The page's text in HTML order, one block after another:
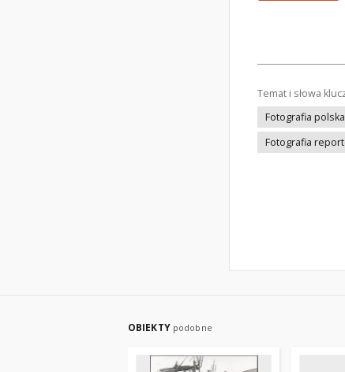
Temat i słowa
Fotografia polska
Fotografia
OBIEKTY podobne